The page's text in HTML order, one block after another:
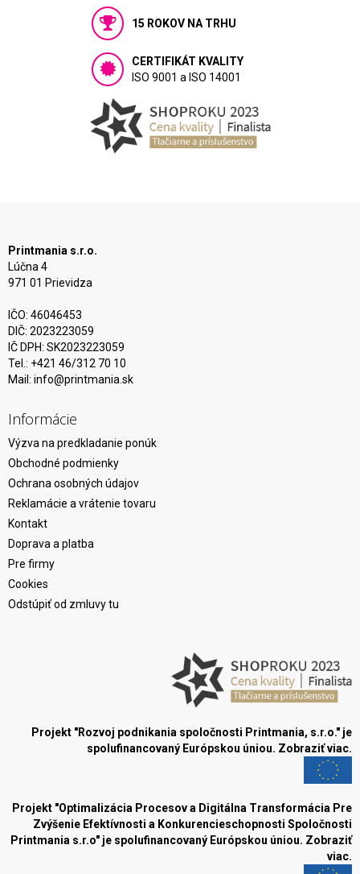
15 ROKOV NA TRHU
CERTIFIKÁT KVALITY
ISO 9001 a ISO 14001
Printmania s.r.o.
Lúčna 4
971 01 Prievidza
IČO: 46046453
DIČ: 2023223059
IČ DPH: SK2023223059
Tel.: +421 46/312 70 10
Mail: info@printmania.sk
Informácie
Výzva na predkladanie ponúk
Obchodné podmienky
Ochrana osobných údajov
Reklamácie a vrátenie tovaru
Kontakt
Doprava a platba
Pre firmy
Cookies
Odstúpiť od zmluvy tu
Projekt "Rozvoj podnikania spoločnosti Printmania, s.r.o." je
spolufinancovaný Európskou úniou. Zobraziť viac.
Projekt "Optimalizácia Procesov a Digitálna Transformácia Pre
Zvýšenie Efektívnosti a Konkurencieschopnosti Spoločnosti
Printmania s.r.o" je spolufinancovaný Európskou úniou. Zobraziť
viac.